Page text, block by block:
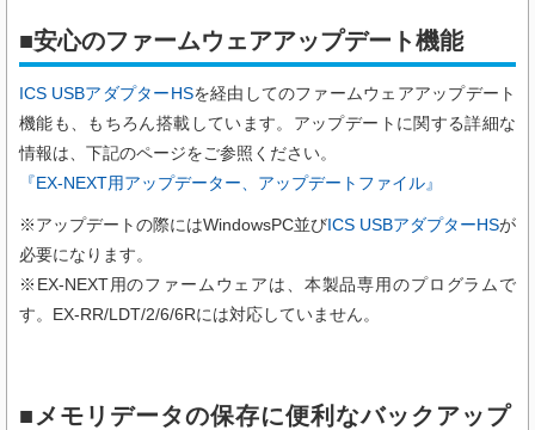
■安心のファームウェアアップデート機能
ICS USBアダプターHSを経由してのファームウェアアップデート
機能も、もちろん搭載しています。アップデートに関する詳細な
情報は、下記のページをご参照ください。
『EX-NEXT用アップデーター、アップデートファイル』
※アップデートの際にはWindowsPC並びICS USBアダプターHSが
必要になります。
※EX-NEXT用のファームウェアは、本製品専用のプログラムで
す。EX-RR/LDT/2/6/6Rには対応していません。
■メモリデータの保存に便利なバックアップ